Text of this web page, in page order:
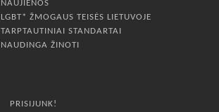
NAUJIENOS
LGBT* ŽMOGAUS TEISĖS LIETUVOJE
TARPTAUTINIAI STANDARTAI
NAUDINGA ŽINOTI
PRISIJUNK!